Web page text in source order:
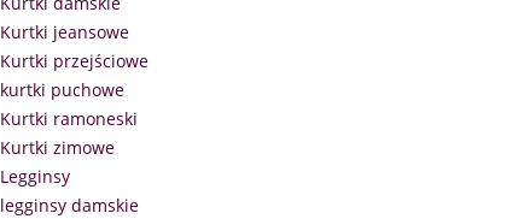
Kurtki jeansowe
Kurtki przejściowe
kurtki puchowe
Kurtki ramoneski
Kurtki zimowe
Legginsy
legginsy damskie